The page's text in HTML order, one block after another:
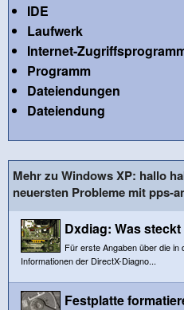
IDE
Laufwerk
Internet-
Programm
Dateiendungen
Dateiendung
Mehr zu Windows XP: hallo
neuersten Probleme mit pps-
Dxdiag: Was
Für erste Angaben über die
Informationen der DirectX-Diagno...
Festplatte